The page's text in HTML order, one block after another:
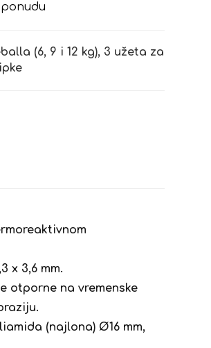
(6, 9 i 12 kg), 3 užeta za
x 3,6 mm.
otporne na vremenske
(najlona) Ø16 mm,